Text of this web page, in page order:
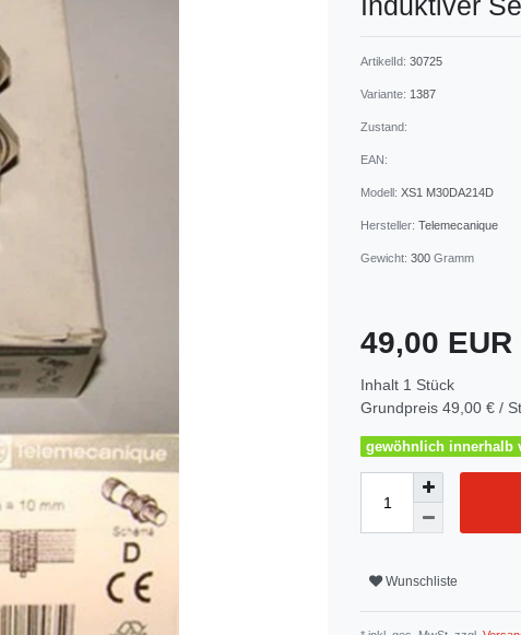
ArtikelId: 30725
Variante: 1387
Zustand:
EAN:
Modell: XS1 M30DA214D
Hersteller: Telemecanique
Gewicht: 300 Gramm
49,00 EUR
Inhalt 1 Stück
Grundpreis 49,00 € /
gewöhnlich innerhalb
Wunschliste